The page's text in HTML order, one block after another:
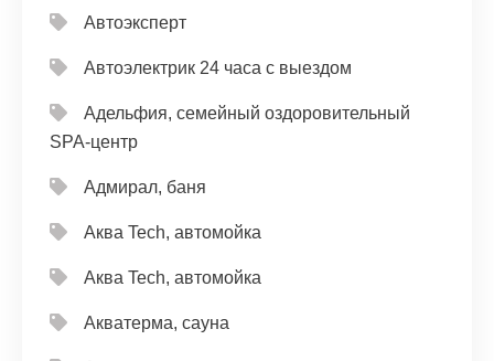
Автоэксперт
Автоэлектрик 24 часа с выездом
Адельфия, семейный оздоровительный
SPA-центр
Адмирал, баня
Аква Tech, автомойка
Аква Tech, автомойка
Акватерма, сауна